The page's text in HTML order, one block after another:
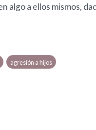
algo a ellos mismos,
agresión a hijos